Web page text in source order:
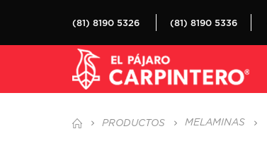
(81) 8190 5326 (81) 8190 5336
PRODUCTOS MELAMINAS